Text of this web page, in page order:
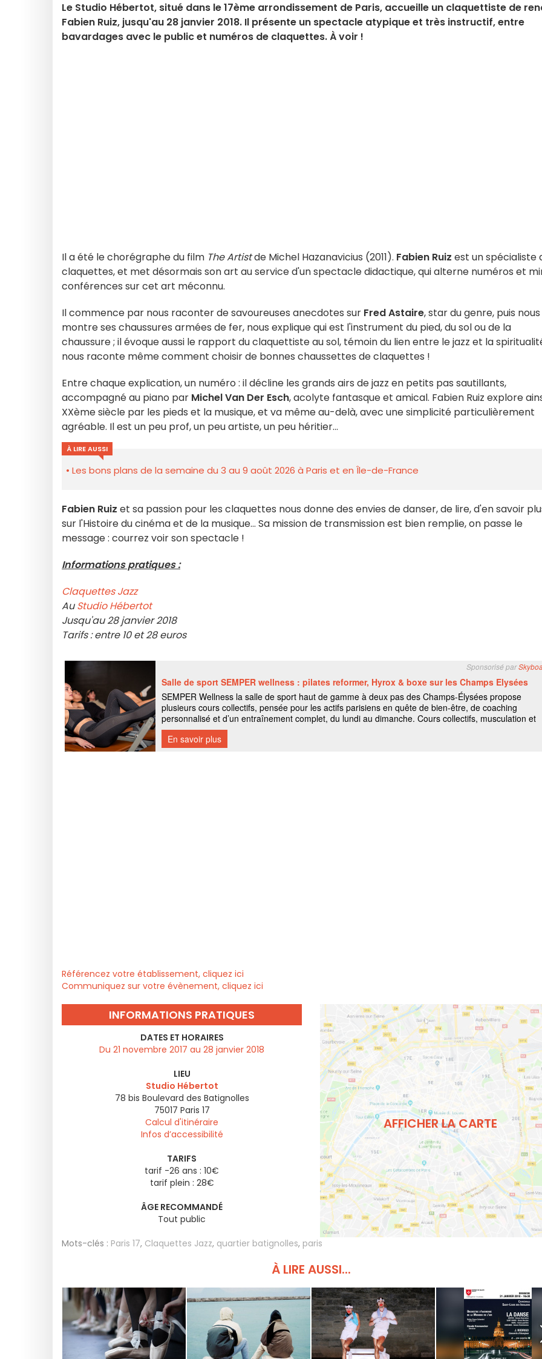
Le Studio Hébertot, situé dans le 17ème arrondissement de Paris, accueille un claquettiste de
Fabien Ruiz, jusqu'au 28 janvier 2018. Il présente un spectacle atypique et très instructif, entre
bavardages avec le public et numéros de claquettes. À voir !
Il a été le chorégraphe du film The Artistde Michel Hazanavicius (2011). Fabien Ruiz est un spécialiste
claquettes, et met désormais son art au service d'un spectacle didactique, qui alterne numéros et
conférences sur cet art méconnu.
Il commence par nous raconter de savoureuses anecdotes sur Fred Astaire, star du genre, puis nous
montre ses chaussures armées de fer, nous explique qui est l'instrument du pied, du sol ou de la
chaussure ; il évoque aussi le rapport du claquettiste au sol, témoin du lien entre le jazz et la
nous raconte même comment choisir de bonnes chaussettes de claquettes !
Entre chaque explication, un numéro : il décline les grands airs de jazz en petits pas sautillants,
accompagné au piano par Michel Van Der Esch, acolyte fantasque et amical. Fabien Ruiz explore
XXème siècle par les pieds et la musique, et va même au-delà, avec une simplicité particulièrement
agréable. Il est un peu prof, un peu artiste, un peu héritier...
À LIRE AUSSI
Les bons plans de la semaine du 3 au 9 août 2026 à Paris et en Île-de-France
Fabien Ruiz et sa passion pour les claquettes nous donne des envies de danser, de lire, d'en savoir
sur l'Histoire du cinéma et de la musique... Sa mission de transmission est bien remplie, on passe le
message : courrez voir son spectacle !
Informations pratiques :
Claquettes Jazz
AuStudio Hébertot
Jusqu'au 28 janvier 2018
Tarifs : entre 10 et 28 euros
Référencez votre établissement, cliquez ici
Communiquez sur votre évènement, cliquez ici
INFORMATIONS PRATIQUES
DATES ET HORAIRES
Du 21 novembre 2017 au 28 janvier 2018
LIEU
Studio Hébertot
78 bis Boulevard des Batignolles
75017 Paris 17
Calcul d'itinéraire
Infos d’accessibilité
TARIFS
tarif -26 ans : 10€
tarif plein : 28€
ÂGE RECOMMANDÉ
Tout public
AFFICHER LA CARTE
Mots-clés : Paris 17, Claquettes Jazz, quartier batignolles, paris
À LIRE AUSSI...